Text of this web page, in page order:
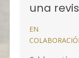
una
EN